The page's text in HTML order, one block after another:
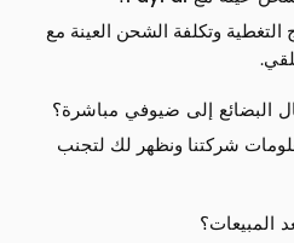
التغطية وتكلفة الشحن العينة مع
إلى ضيوفي مباشرة؟
شركتنا ونظهر لك لتجنب